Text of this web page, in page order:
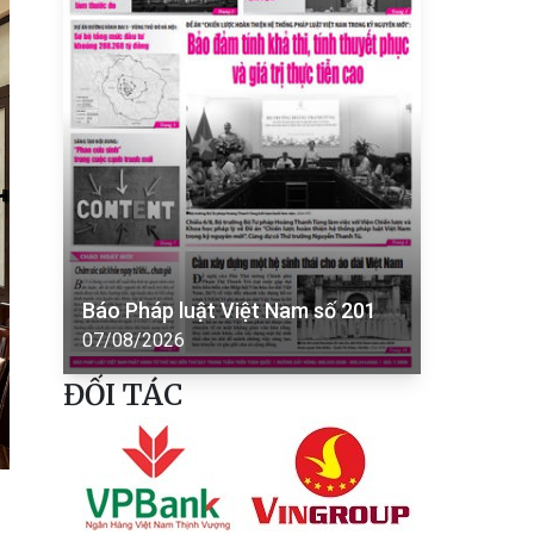
Báo Pháp luật Việt Nam số 201
07/08/2026
ĐỐI TÁC